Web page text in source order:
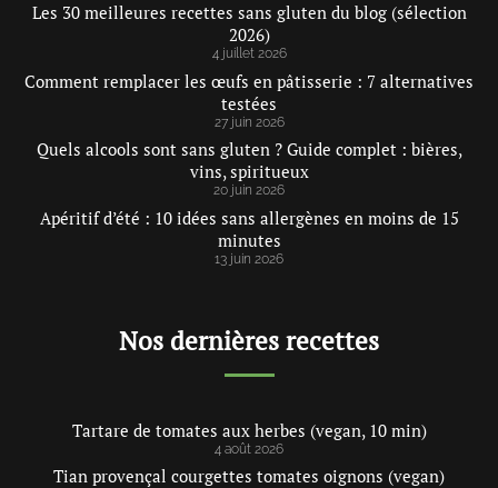
Les 30 meilleures recettes sans gluten du blog (sélection
2026)
4 juillet 2026
Comment remplacer les œufs en pâtisserie : 7 alternatives
testées
27 juin 2026
Quels alcools sont sans gluten ? Guide complet : bières,
vins, spiritueux
20 juin 2026
Apéritif d’été : 10 idées sans allergènes en moins de 15
minutes
13 juin 2026
Nos dernières recettes
Tartare de tomates aux herbes (vegan, 10 min)
4 août 2026
Tian provençal courgettes tomates oignons (vegan)